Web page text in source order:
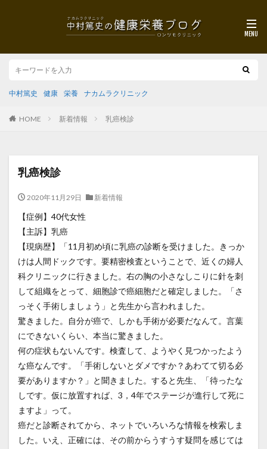
中村篤史 健康 栄養 ナカムラクリニック
HOME 新着情報 乳癌検診
乳癌検診
2020年11月29日 新着情報
【症例】40代女性
【主訴】乳癌
【現病歴】「11月初め頃に乳癌の診断を受けました。きっか
けは人間ドックです。要精密検査ということで、近くの婦人
科クリニックに行きました。右の胸の小さなしこりに針を刺
して組織をとって、細胞診で癌細胞だと確定しました。「さ
っそく手術しましょう」と先生から言われました。
驚きました。自分が癌で、しかも手術が必要だなんて。言葉
にできないくらい、本当に驚きました。
何の症状もないんです。検査して、ようやく見つかったよう
な癌なんです。「手術しないとダメですか？あわてて切る必
要がありますか？」と聞きました。すると先生、「待ったな
しです。仮に放置すれば、3，4年でステージが進行して死に
ますよ」って。
癌だと診断されてから、ネットでいろいろな情報を検索しま
した。いえ、正確には、その前からうすうす疑問を感じては